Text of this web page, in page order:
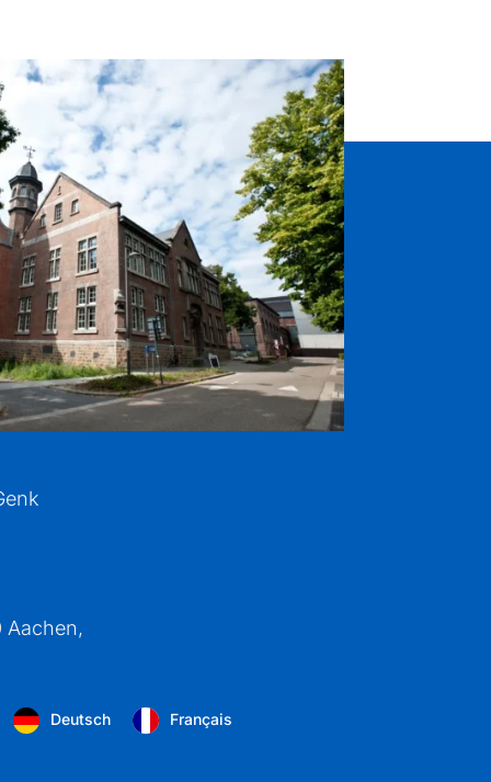
per la Deloitte's 2020 Technology Fast 50→
Aachen,
Deutsch Français